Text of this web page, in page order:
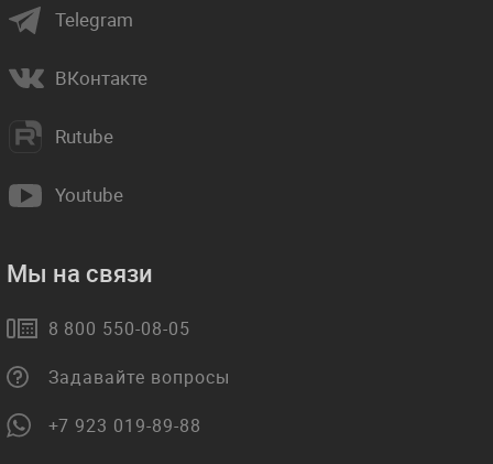
Telegram
ВКонтакте
Rutube
Youtube
Мы на связи
8 800 550-08-05
Задавайте вопросы
+7 923 019-89-88